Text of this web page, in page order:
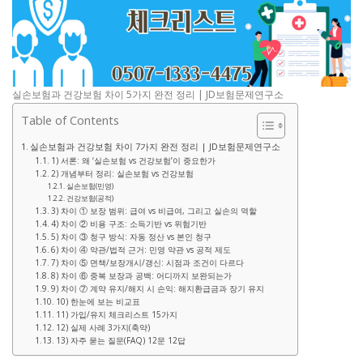
실손보험과 건강보험 차이 5가지 완전 정리 | JD보험문제연구소
Table of Contents
실손보험과 건강보험 차이 7가지 완전 정리 | JD보험문제연구소
1) 서론: 왜 ‘실손보험 vs 건강보험’이 중요한가
2) 개념부터 정리: 실손보험 vs 건강보험
실손보험(민영)
건강보험(공적)
3) 차이 ① 보장 범위: 급여 vs 비급여, 그리고 실손의 역할
4) 차이 ② 비용 구조: 소득기반 vs 위험기반
5) 차이 ③ 청구 방식: 자동 정산 vs 본인 청구
6) 차이 ④ 약관/법적 근거: 민영 약관 vs 공적 제도
7) 차이 ⑤ 면책/보장개시/갱신: 시점과 조건이 다르다
8) 차이 ⑥ 중복 보장과 공백: 어디까지 보완되는가
9) 차이 ⑦ 계약 유지/해지 시 손익: 해지환급금과 장기 유지
10) 한눈에 보는 비교표
11) 가입/유지 체크리스트 15가지
12) 실제 사례 3가지(축약)
13) 자주 묻는 질문(FAQ) 12문 12답